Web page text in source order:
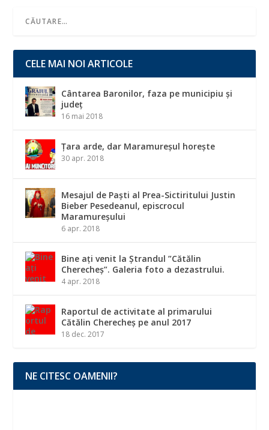
CELE MAI NOI ARTICOLE
Cântarea Baronilor, faza pe municipiu și
județ
16 mai 2018
Țara arde, dar Maramureșul horește
30 apr. 2018
Mesajul de Paști al Prea-Sictiritului Justin
Bieber Pesedeanul, episcrocul
Maramureșului
6 apr. 2018
Bine ați venit la Ștrandul ”Cătălin
Cherecheș”. Galeria foto a dezastrului.
4 apr. 2018
Raportul de activitate al primarului
Cătălin Cherecheș pe anul 2017
18 dec. 2017
NE CITESC OAMENII?